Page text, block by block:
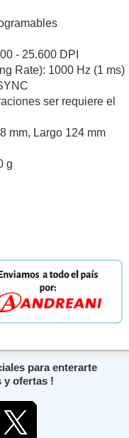
- 25.600 DPI
Rate): 1000 Hz (1 ms)
ser requiere el
mm, Largo 124 mm
g
para enterarte
y ofertas !